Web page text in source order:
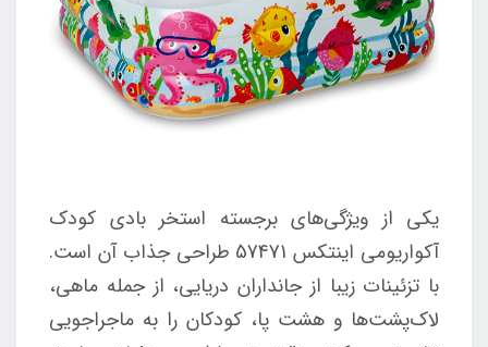
یکی از ویژگی‌های برجسته استخر بادی کودک
آکواریومی اینتکس 57471 طراحی جذاب آن است.
با تزئینات زیبا از جانداران دریایی، از جمله ماهی،
لاک‌پشت‌ها و هشت پا، کودکان را به ماجراجویی